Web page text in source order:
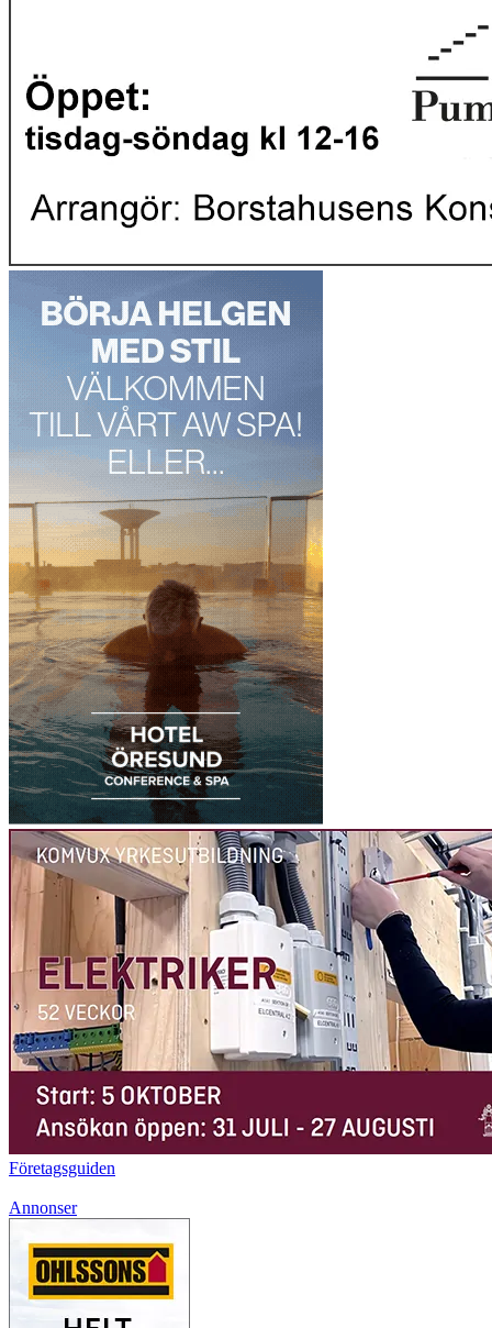
Företagsguiden
Annonser